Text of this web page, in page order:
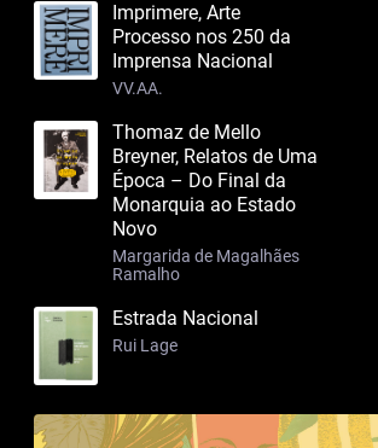
A arte em Portugal no
Século XIX – 2 tomos
Imprimere, Arte
Processo nos 250 da
Imprensa Nacional
VV.AA.
Thomaz de Mello
Breyner, Relatos de Uma
Época – Do Final da
Monarquia ao Estado
Novo
Margarida de Magalhães
Ramalho
Estrada Nacional
Rui Lage